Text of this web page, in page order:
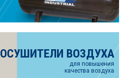
ОСУШИТЕЛИ ВОЗДУХА
для повышения
качества воздуха